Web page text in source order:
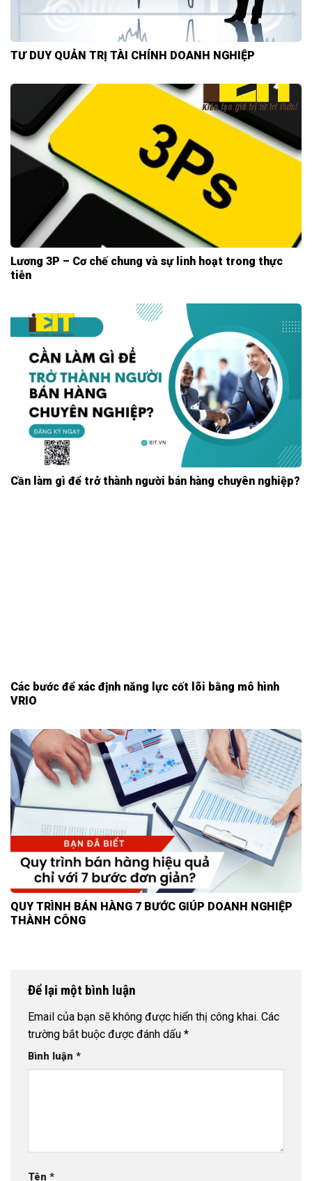
TƯ DUY QUẢN TRỊ TÀI CHÍNH DOANH NGHIỆP
Lương 3P – Cơ chế chung và sự linh hoạt trong thực
tiễn
Cần làm gì để trở thành người bán hàng chuyên nghiệp?
Các bước để xác định năng lực cốt lõi bằng mô hình
VRIO
QUY TRÌNH BÁN HÀNG 7 BƯỚC GIÚP DOANH NGHIỆP
THÀNH CÔNG
Để lại một bình luận
Email của bạn sẽ không được hiển thị công khai. Các
trường bắt buộc được đánh dấu *
Bình luận *
Tên *